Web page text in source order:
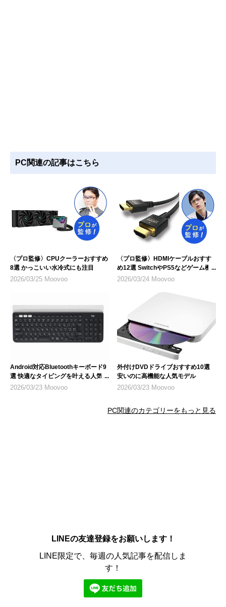
PC関連の記事はこちら
〈プロ監修〉CPUクーラーおすすめ
8選 かっこいい水冷式にも注目
2026/03/25 Moovoo
〈プロ監修〉HDMIケーブルおすす
め12選 SwitchやPS5などゲーム機
のテレビ接続にも
2026/03/24 Moovoo
Android対応Bluetoothキーボード9
選 快適なタイピングを叶える人気モ
デル
2026/03/23 Moovoo
外付けDVDドライブおすすめ10選
安いのに高機能な人気モデル
2026/03/23 Moovoo
PC関連のカテゴリーをもっと見る
LINEの友達登録をお願いします！
LINE限定で、毎週の人気記事を配信しま
す！